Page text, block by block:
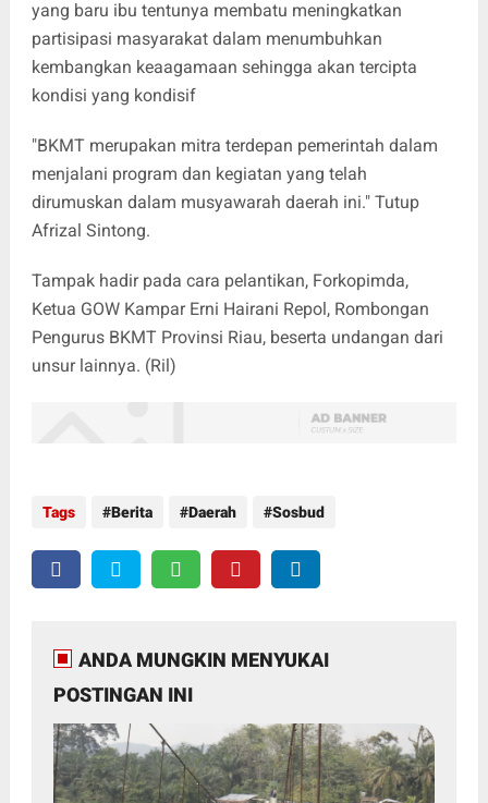
yang baru ibu tentunya membatu meningkatkan
partisipasi masyarakat dalam menumbuhkan
kembangkan keaagamaan sehingga akan tercipta
kondisi yang kondisif
"BKMT merupakan mitra terdepan pemerintah dalam
menjalani program dan kegiatan yang telah
dirumuskan dalam musyawarah daerah ini." Tutup
Afrizal Sintong.
Tampak hadir pada cara pelantikan, Forkopimda,
Ketua GOW Kampar Erni Hairani Repol, Rombongan
Pengurus BKMT Provinsi Riau, beserta undangan dari
unsur lainnya. (Ril)
Tags Berita Daerah Sosbud
ANDA MUNGKIN MENYUKAI
POSTINGAN INI